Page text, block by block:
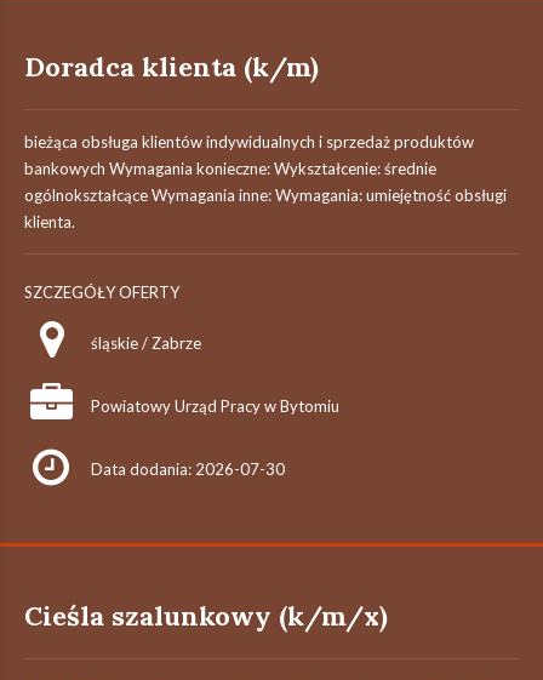
Doradca klienta (k/m)
bieżąca obsługa klientów indywidualnych i sprzedaż produktów
bankowych Wymagania konieczne: Wykształcenie: średnie
ogólnokształcące Wymagania inne: Wymagania: umiejętność obsługi
klienta.
SZCZEGÓŁY OFERTY
śląskie / Zabrze
Powiatowy Urząd Pracy w Bytomiu
Data dodania: 2026-07-30
Cieśla szalunkowy (k/m/x)